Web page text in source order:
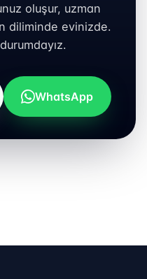
oluşur, uzman
diliminde evinizde.
WhatsApp